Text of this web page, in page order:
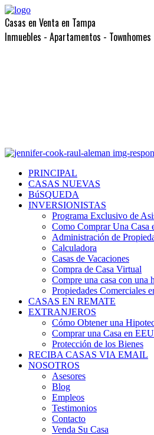
Casas en Venta en Tampa
Inmuebles - Apartamentos - Townhomes
PRINCIPAL
CASAS NUEVAS
BúSQUEDA
INVERSIONISTAS
Programa Exclusivo de
Como Comprar Una Casa
Administración de
Calculadora
Casas de Vacaciones
Compra de Casa Virtual
Compre una casa con una
Propiedades Comerciales
CASAS EN REMATE
EXTRANJEROS
Cómo Obtener una
Comprar una Casa en
Protección de los Bienes
RECIBA CASAS VIA EMAIL
NOSOTROS
Asesores
Blog
Empleos
Testimonios
Contacto
Venda Su Casa